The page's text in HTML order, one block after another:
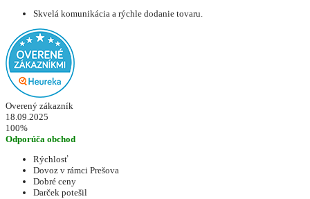
Skvelá komunikácia a rýchle dodanie tovaru.
Overený zákazník
18.09.2025
100%
Odporúča obchod
Rýchlosť
Dovoz v rámci Prešova
Dobré ceny
Darček potešil